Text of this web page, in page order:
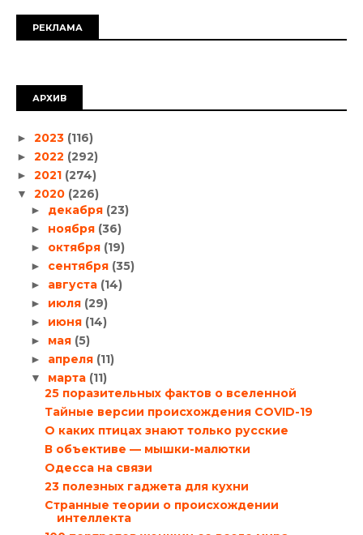
РЕКЛАМА
АРХИВ
► 2023 (116)
► 2022 (292)
► 2021 (274)
▼ 2020 (226)
► декабря (23)
► ноября (36)
► октября (19)
► сентября (35)
► августа (14)
► июля (29)
► июня (14)
► мая (5)
► апреля (11)
▼ марта (11)
25 поразительных фактов о вселенной
Тайные версии происхождения COVID-19
О каких птицах знают только русские
В объективе — мышки-малютки
Одесса на связи
23 полезных гаджета для кухни
Странные теории о происхождении
интеллекта